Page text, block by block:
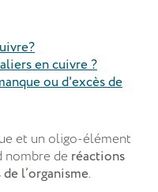
en cuivre ?
ou d'excès de
et un oligo-élément
nombre de réactions
l’organisme.